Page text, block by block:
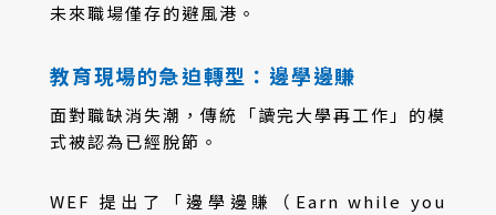
未來職場僅存的避風港。
教育現場的急迫轉型：邊學邊賺
面對職缺消失潮，傳統「讀完大學再工作」的模
式被認為已經脫節。
WEF 提出了「邊學邊賺（Earn while you